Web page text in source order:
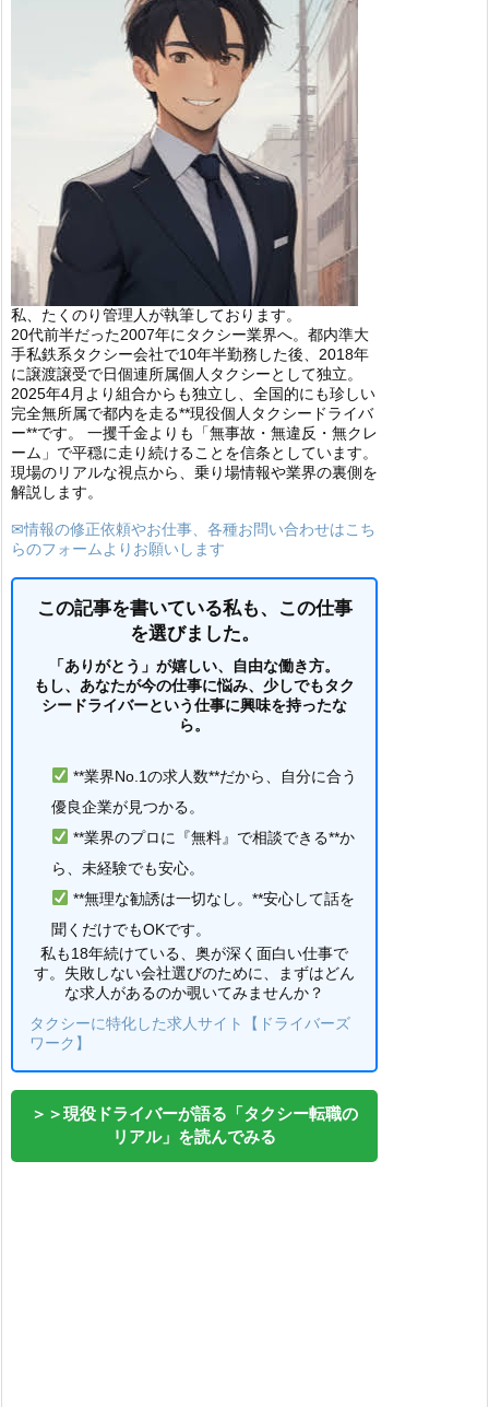
私、たくのり管理人が執筆しております。
20代前半だった2007年にタクシー業界へ。都内準大
手私鉄系タクシー会社で10年半勤務した後、2018年
に譲渡譲受で日個連所属個人タクシーとして独立。
2025年4月より組合からも独立し、全国的にも珍しい
完全無所属で都内を走る**現役個人タクシードライバ
ー**です。 一攫千金よりも「無事故・無違反・無クレ
ーム」で平穏に走り続けることを信条としています。
現場のリアルな視点から、乗り場情報や業界の裏側を
解説します。
✉情報の修正依頼やお仕事、各種お問い合わせはこち
らのフォームよりお願いします
この記事を書いている私も、この仕事
を選びました。
「ありがとう」が嬉しい、自由な働き方。
もし、あなたが今の仕事に悩み、少しでもタク
シードライバーという仕事に興味を持ったな
ら。
**業界No.1の求人数**だから、自分に合う
優良企業が見つかる。
**業界のプロに『無料』で相談できる**か
ら、未経験でも安心。
**無理な勧誘は一切なし。**安心して話を
聞くだけでもOKです。
私も18年続けている、奥が深く面白い仕事で
す。失敗しない会社選びのために、まずはどん
な求人があるのか覗いてみませんか？
タクシーに特化した求人サイト【ドライバーズ
ワーク】
＞＞現役ドライバーが語る「タクシー転職の
リアル」を読んでみる